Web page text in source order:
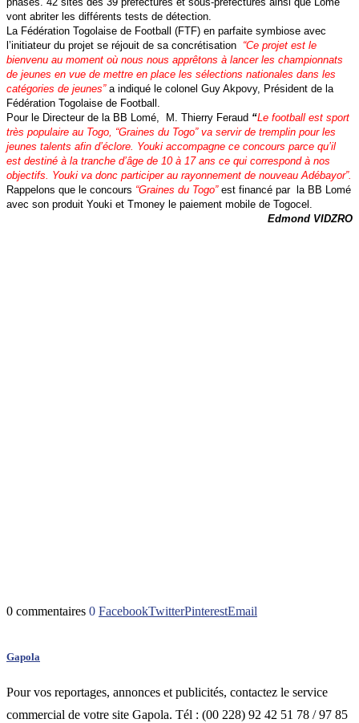
vont abriter les différents tests de détection.
La Fédération Togolaise de Football (FTF) en parfaite symbiose avec
l’initiateur du projet se réjouit de sa concrétisation “Ce projet est le
bienvenu au moment où nous nous apprêtons à lancer les championnats
de jeunes en vue de mettre en place les sélections nationales dans les
catégories de jeunes” a indiqué le colonel Guy Akpovy, Président de la
Fédération Togolaise de Football.
Pour le Directeur de la BB Lomé,
M. Thierry Feraud “Le football est sport
très populaire au Togo, “Graines du Togo” va servir de tremplin pour les
jeunes talents afin d’éclore. Youki accompagne ce concours parce qu’il
est destiné à la tranche d’âge de 10 à 17 ans ce qui correspond à nos
objectifs. Youki va donc participer au rayonnement de nouveau Adébayor”.
Rappelons que le concours “Graines du Togo”est financé par
la BB Lomé
avec son produit Youki et Tmoney le paiement mobile de Togocel.
Edmond VIDZRO
0 commentaires 0 FacebookTwitterPinterestEmail
Gapola
Pour vos reportages, annonces et publicités, contactez le service
commercial de votre site Gapola. Tél : (00 228) 92 42 51 78 / 97 85